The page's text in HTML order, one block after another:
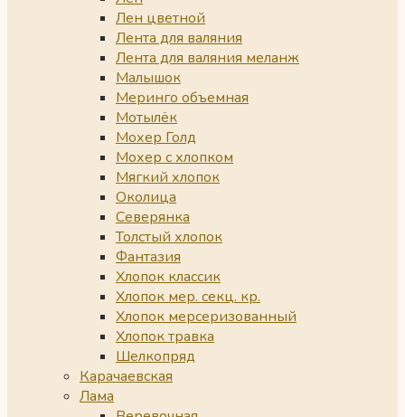
Лен цветной
Лента для валяния
Лента для валяния меланж
Малышок
Меринго объемная
Мотылёк
Мохер Голд
Мохер с хлопком
Мягкий хлопок
Околица
Северянка
Толстый хлопок
Фантазия
Хлопок классик
Хлопок мер. секц. кр.
Хлопок мерсеризованный
Хлопок травка
Шелкопряд
Карачаевская
Лама